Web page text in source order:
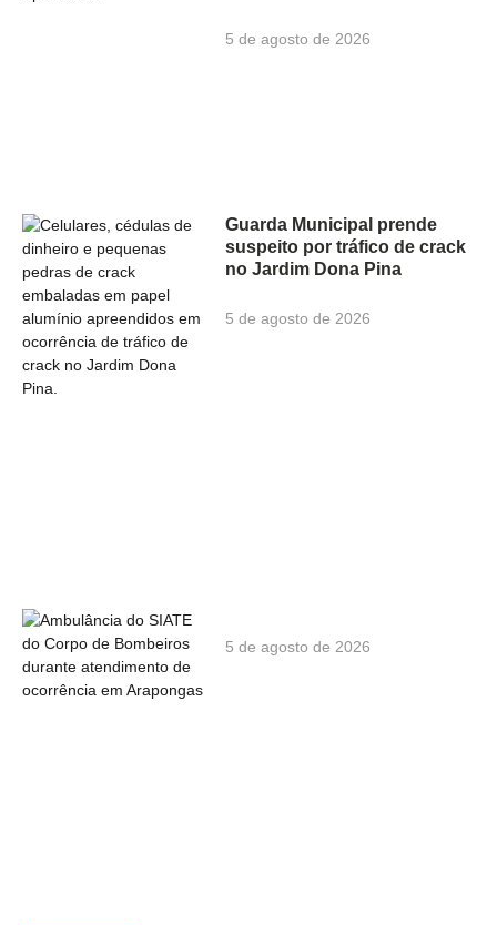
5 de agosto de 2026
Guarda Municipal prende
suspeito por tráfico de crack
no Jardim Dona Pina
5 de agosto de 2026
5 de agosto de 2026